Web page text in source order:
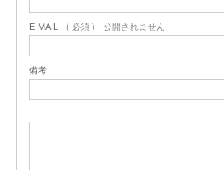
E-MAIL ( 必須 ) - 公開されません -
備考